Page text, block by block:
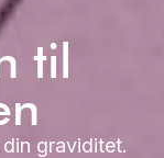
til
graviditet.